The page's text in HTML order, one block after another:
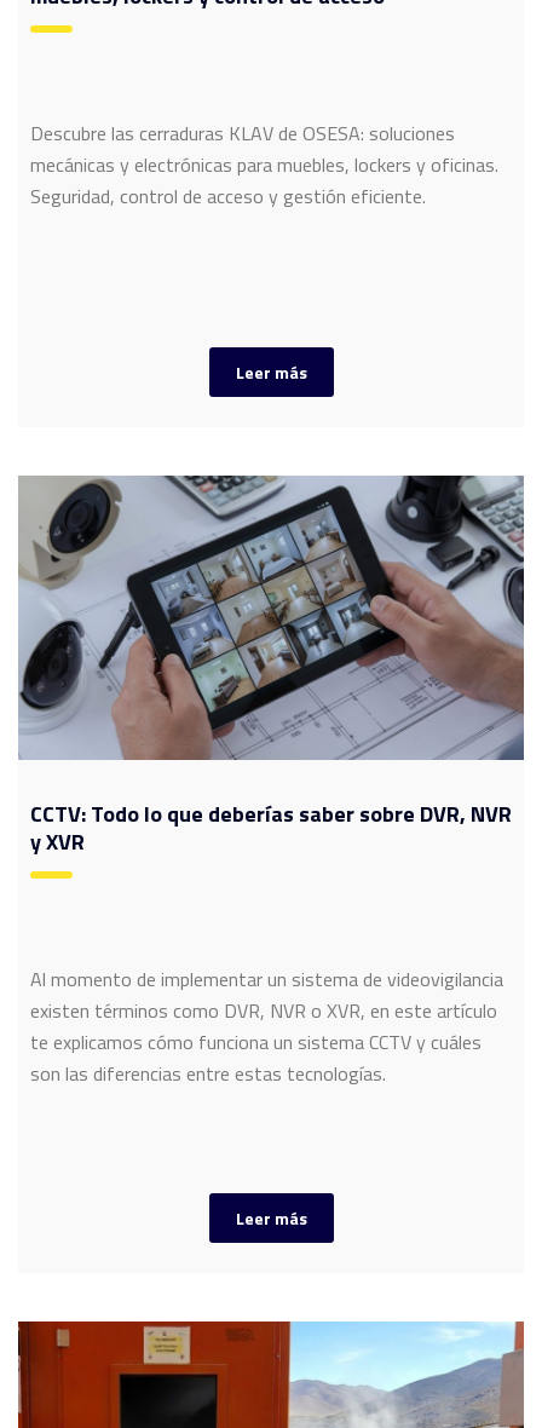
Descubre las cerraduras KLAV de OSESA: soluciones
mecánicas y electrónicas para muebles, lockers y oficinas.
Seguridad, control de acceso y gestión eficiente.
Leer más
CCTV: Todo lo que deberías saber sobre DVR, NVR
y XVR
Al momento de implementar un sistema de videovigilancia
existen términos como DVR, NVR o XVR, en este artículo
te explicamos cómo funciona un sistema CCTV y cuáles
son las diferencias entre estas tecnologías.
Leer más